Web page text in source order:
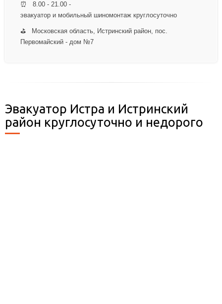
⏰ 8.00 - 21.00 -
эвакуатор и мобильный шиномонтаж круглосуточно
⛳ Московская область, Истринский район, пос.
Первомайский - дом №7
Эвакуатор Истра и Истринский
район круглосуточно и недорого